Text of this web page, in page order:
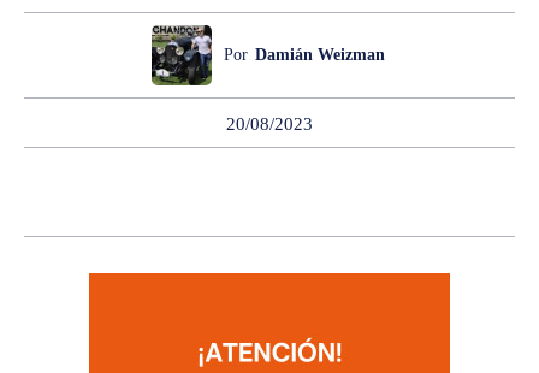
Por Damián Weizman
20/08/2023